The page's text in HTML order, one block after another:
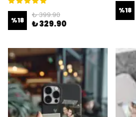
%18
₺ 399.90
₺ 329.90
%18